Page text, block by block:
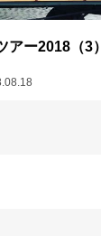
ー2018（3）